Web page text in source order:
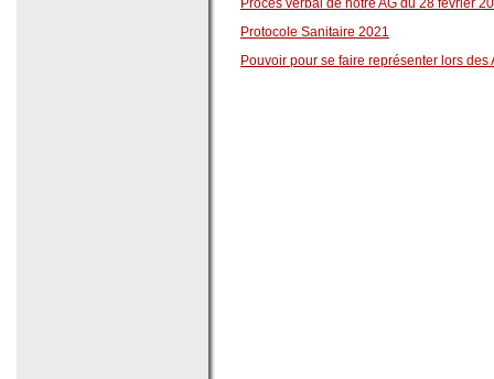
Procès verbal de notre AG du 28 février
Protocole Sanitaire 2021
Pouvoir pour se faire représenter lors des